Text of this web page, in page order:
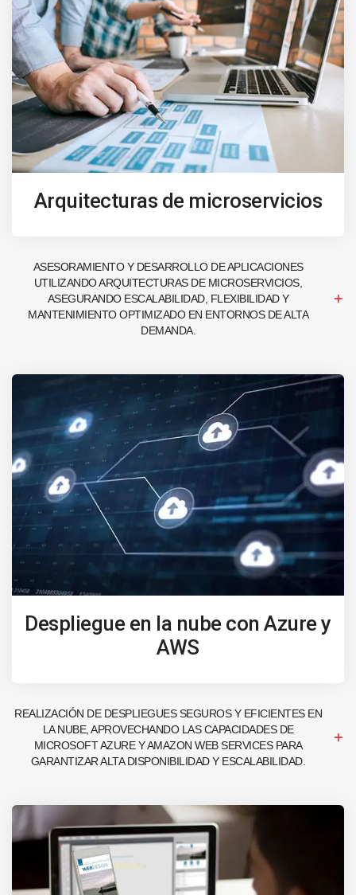
Arquitecturas de microservicios
ASESORAMIENTO Y DESARROLLO DE APLICACIONES
UTILIZANDO ARQUITECTURAS DE MICROSERVICIOS,
ASEGURANDO ESCALABILIDAD, FLEXIBILIDAD Y
MANTENIMIENTO OPTIMIZADO EN ENTORNOS DE ALTA
DEMANDA.
Despliegue en la nube con Azure y
AWS
REALIZACIÓN DE DESPLIEGUES SEGUROS Y EFICIENTES EN
LA NUBE, APROVECHANDO LAS CAPACIDADES DE
MICROSOFT AZURE Y AMAZON WEB SERVICES PARA
GARANTIZAR ALTA DISPONIBILIDAD Y ESCALABILIDAD.